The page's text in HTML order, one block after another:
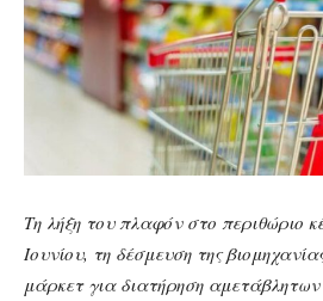
Τη λήξη του πλαφόν στο περιθώριο
Ιουνίου, τη δέσμευση της
μάρκετ για διατήρηση